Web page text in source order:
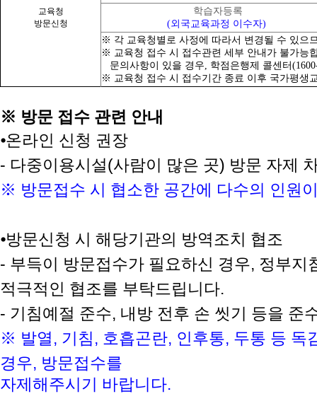
교육청
방문신청
학습자등록
(외국교육과정 이수자)
※ 각 교육청별로 사정에 따라서 변경될 수 있으
※ 교육청 접수 시 접수관련 세부 안내가 불가능
문의사항이 있을 경우, 학점은행제 콜센터
※ 교육청 접수 시 접수기간 종료 이후 국가평생
※ 방문 접수 관련 안내
⦁온라인 신청 권장
- 다중이용시설(사람이 많은 곳) 방문 자제
※ 방문접수 시 협소한 공간에 다수의 인원
⦁방문신청 시 해당기관의 방역조치 협조
- 부득이 방문접수가 필요하신 경우, 정부지
적극적인 협조를 부탁드립니다.
- 기침예절 준수, 내방 전후 손 씻기 등을 준
※ 발열, 기침, 호흡곤란, 인후통, 두통 등 독
경우, 방문접수를
자제해주시기 바랍니다.